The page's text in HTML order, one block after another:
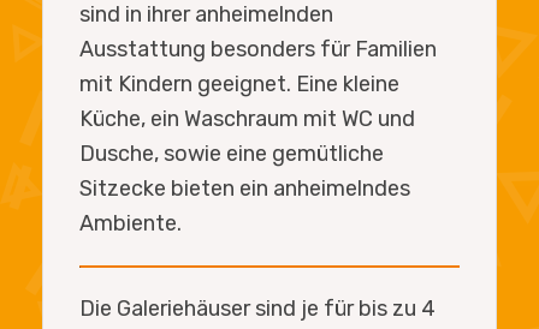
sind in ihrer anheimelnden
Ausstattung besonders für Familien
mit Kindern geeignet. Eine kleine
Küche, ein Waschraum mit WC und
Dusche, sowie eine gemütliche
Sitzecke bieten ein anheimelndes
Ambiente.
Die Galeriehäuser sind je für bis zu 4